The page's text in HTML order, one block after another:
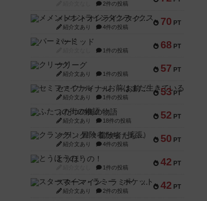
2件の投稿
70 PT
メメントオンラインタクティクス
紹介文あり 4件の投稿
68 PT
パーミッド
1件の投稿
57 PT
クリーグ
紹介文あり 1件の投稿
53 PT
セミファイナル ～お前はまだ生きている～
紹介文あり 1件の投稿
52 PT
ふたつの街の物語
紹介文あり 18件の投稿
50 PT
クランク! ：冒険者たち（拡張）
紹介文あり 4件の投稿
42 PT
とうほうの！
1件の投稿
42 PT
スターマイン・ラミー ポケット
紹介文あり 2件の投稿